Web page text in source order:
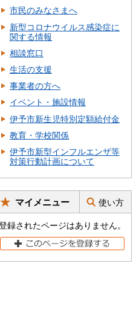
市民のみなさまへ
新型コロナウイルス感染症に
関する情報
相談窓口
生活の支援
事業者の方へ
イベント・施設情報
伊予市新生児特別定額給付金
教育・学校関係
伊予市新型インフルエンザ等
対策行動計画について
マイメニュー 使い方
録されたページはありません。